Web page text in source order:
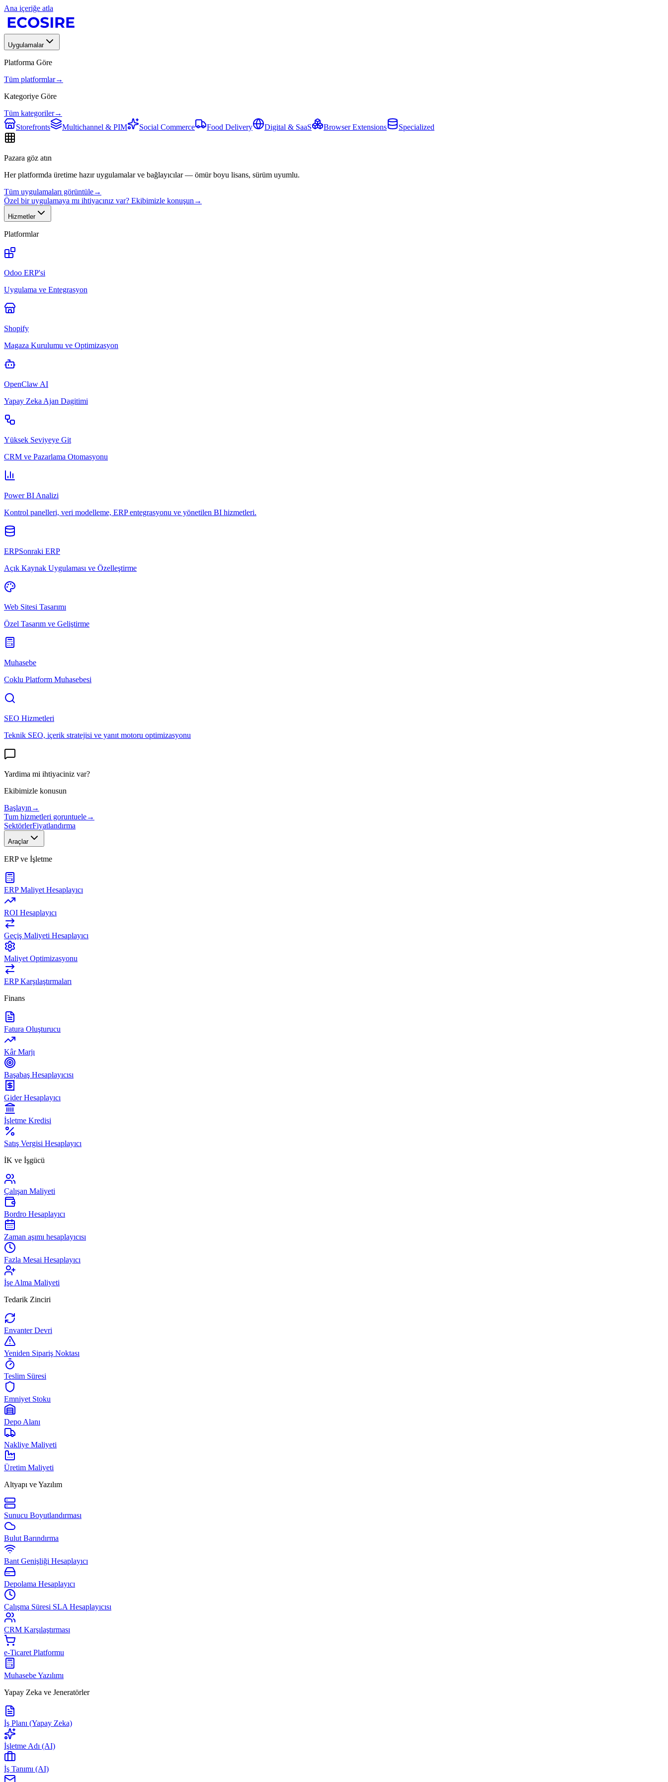
Ana içeriğe atla
Uygulamalar
Platforma Göre
Tüm platformlar→
Kategoriye Göre
Tüm kategoriler→
Storefronts
Multichannel & PIM Social Commerce Food Delivery Digital & SaaS Browser Extensions Specialized
Pazara göz atın
Her platformda üretime hazır uygulamalar ve bağlayıcılar — ömür boyu lisans, sürüm uyumlu.
Tüm uygulamaları görüntüle→
Özel bir uygulamaya mı ihtiyacınız var? Ekibimizle konuşun →
Hizmetler
Platformlar
Odoo ERP'si
Uygulama ve Entegrasyon
Shopify
Magaza Kurulumu ve Optimizasyon
OpenClaw AI
Yapay Zeka Ajan Dagitimi
Yüksek Seviyeye Git
CRM ve Pazarlama Otomasyonu
Power BI Analizi
Kontrol panelleri, veri modelleme, ERP entegrasyonu ve yönetilen BI hizmetleri.
ERPSonraki ERP
Açık Kaynak Uygulaması ve Özelleştirme
Web Sitesi Tasarımı
Özel Tasarım ve Geliştirme
Muhasebe
Coklu Platform Muhasebesi
SEO Hizmetleri
Teknik SEO, içerik stratejisi ve yanıt motoru optimizasyonu
Yardima mi ihtiyaciniz var?
Ekibimizle konusun
Başlayın →
Tum hizmetleri goruntuele→
SektörlerFiyatlandırma
Araçlar
ERP ve İşletme
ERP Maliyet Hesaplayıcı
ROI Hesaplayıcı
Geçiş Maliyeti Hesaplayıcı
Maliyet Optimizasyonu
ERP Karşılaştırmaları
Finans
Fatura Oluşturucu
Kâr Marjı
Başabaş Hesaplayıcısı
Gider Hesaplayıcı
İşletme Kredisi
Satış Vergisi Hesaplayıcı
İK ve İşgücü
Çalışan Maliyeti
Bordro Hesaplayıcı
Zaman aşımı hesaplayıcısı
Fazla Mesai Hesaplayıcı
İşe Alma Maliyeti
Tedarik Zinciri
Envanter Devri
Yeniden Sipariş Noktası
Teslim Süresi
Emniyet Stoku
Depo Alanı
Nakliye Maliyeti
Üretim Maliyeti
Altyapı ve Yazılım
Sunucu Boyutlandırması
Bulut Barındırma
Bant Genişliği Hesaplayıcı
Depolama Hesaplayıcı
Çalışma Süresi SLA Hesaplayıcısı
CRM Karşılaştırması
e-Ticaret Platformu
Muhasebe Yazılımı
Yapay Zeka ve Jeneratörler
İş Planı (Yapay Zeka)
İşletme Adı (AI)
İş Tanımı (AI)